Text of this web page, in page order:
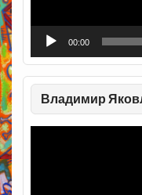
00:00
Владимир
Видеоплеер